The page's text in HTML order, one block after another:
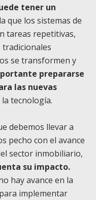
tener un
que los sistemas de
tareas repetitivas,
se transformen y
prepararse
las nuevas
tecnología.
debemos llevar a
pecho con el avance
sector inmobiliario,
su impacto.
hay avance en la
implementar